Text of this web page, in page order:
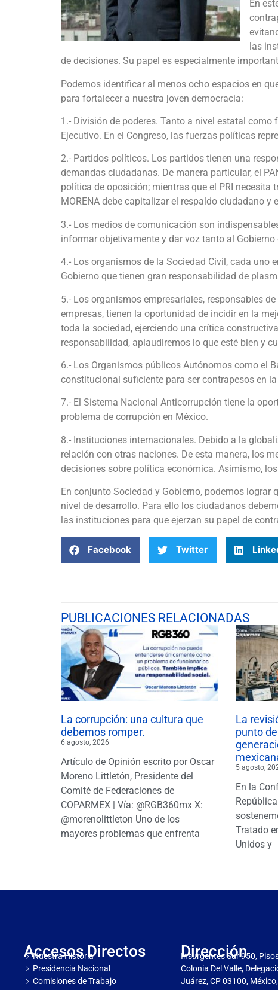
En
las
de decisiones. Su papel es especialmente
Podemos identificar al menos ocho espacios en
para fortalecer a nuestra joven democracia:
1.- División de poderes. Tanto a nivel estatal como
Ejecutivo. En el Congreso, las fuerzas políticas
2.- Partidos políticos. Los partidos tienen una
demandas ciudadanas. De manera particular, el
política de oposición; mientras que el PRI
MORENA debe capitalizar el respaldo ciudadano y
3.- Los medios de comunicación son
informar objetivamente y dar voz tanto al
4.- Los organismos de la Sociedad Civil, cada uno
Gobierno que tienen gran responsabilidad de
5.- Los organismos empresariales, responsables
empresas, tienen la oportunidad de incidir en la
toda la sociedad, ejerciendo una crítica
responsabilidad, aplaudiremos lo que esté bien y
6.- Los Organismos públicos Autónomos como el
constitucional suficiente para ser contrapesos en
7.- El Sistema Nacional Anticorrupción tiene la
problema de corrupción en México.
8.- Instituciones internacionales. Debido a la
relación con otras naciones. De esta manera, los
decisiones sobre política económica. Asimismo,
En conjunto Sociedad y Gobierno, podemos
nivel de desarrollo. Para ello los ciudadanos
las instituciones para que ejerzan su papel de
Facebook Twitter
PUBLICACIONES RELACIONADAS
La corrupción: una cultura que
debemos romper.
6 agosto, 2026
Artículo de Opinión escrito por Oscar
Moreno Littletón, Presidente del
Comité de Federaciones de
COPARMEX | Vía: @RGB360mx X:
@morenolittleton Uno de los
mayores problemas que enfrenta
La
punto
5 agosto,
En la
Tratado
Unidos y
Accesos Directos
Nuestra Historia
Presidencia Nacional
Comisiones de Trabajo
Dirección
Insurgentes Sur 950,
Colonia Del Valle,
Juárez, CP 03100,